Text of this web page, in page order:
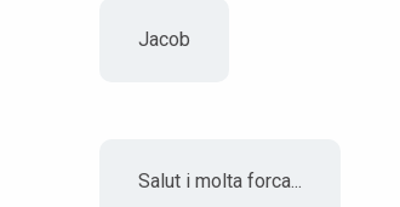
Jacob
Salut i molta forca...